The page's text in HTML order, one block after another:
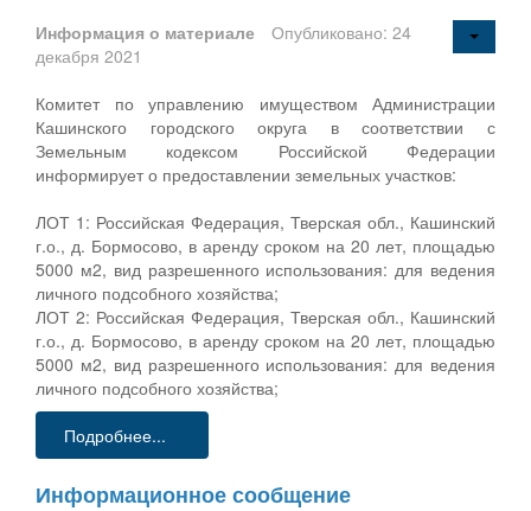
Информация о материале
Опубликовано: 24
декабря 2021
Комитет по управлению имуществом Администрации
Кашинского городского округа в соответствии с
Земельным кодексом Российской Федерации
информирует о предоставлении земельных участков:
ЛОТ 1: Российская Федерация, Тверская обл., Кашинский
г.о., д. Бормосово, в аренду сроком на 20 лет, площадью
5000 м2, вид разрешенного использования: для ведения
личного подсобного хозяйства;
ЛОТ 2: Российская Федерация, Тверская обл., Кашинский
г.о., д. Бормосово, в аренду сроком на 20 лет, площадью
5000 м2, вид разрешенного использования: для ведения
личного подсобного хозяйства;
Подробнее...
Информационное сообщение